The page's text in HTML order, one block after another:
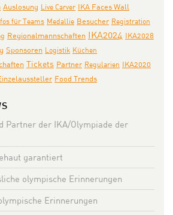
Auslosung Live Carver IKA Faces Wall
für Teams Medallie Besucher Registration
Regionalmannschaften IKA2024 IKA2028
Sponsoren Logistik Küchen
Tickets Partner Regularien IKA2020
Food Trends
Partner der IKA/Olympiade der
garantiert
olympische Erinnerungen
Erinnerungen